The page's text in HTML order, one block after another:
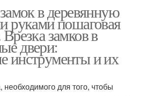
в деревянную
руками пошаговая
замков в
двери:
инструменты и их
для того, чтобы